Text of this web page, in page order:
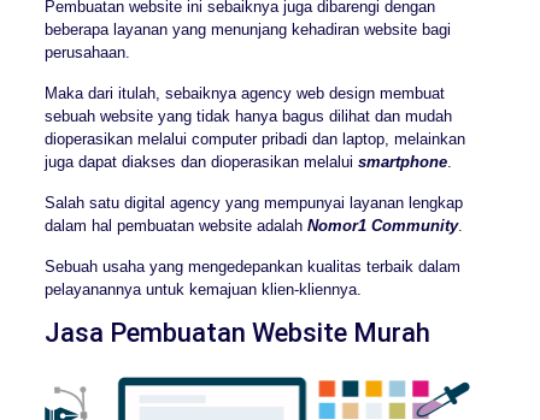
Pembuatan website ini sebaiknya juga dibarengi dengan
beberapa layanan yang menunjang kehadiran website bagi
perusahaan.
Maka dari itulah, sebaiknya agency web design membuat
sebuah website yang tidak hanya bagus dilihat dan mudah
dioperasikan melalui computer pribadi dan laptop, melainkan
juga dapat diakses dan dioperasikan melalui smartphone.
Salah satu digital agency yang mempunyai layanan lengkap
dalam hal pembuatan website adalah Nomor1 Community.
Sebuah usaha yang mengedepankan kualitas terbaik dalam
pelayanannya untuk kemajuan klien-kliennya.
Jasa Pembuatan Website Murah